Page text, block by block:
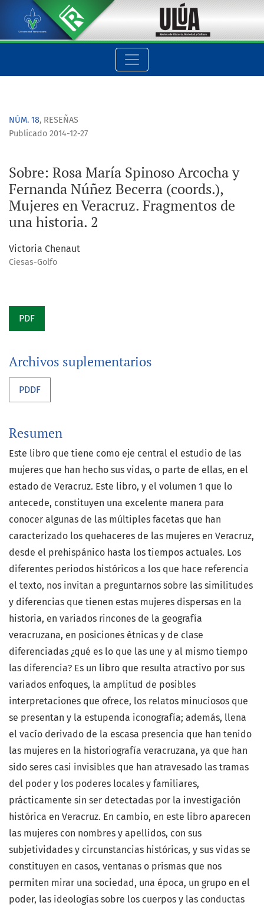
Sobre: Rosa María Spinoso Arcocha y Fernanda Núñez
NÚM. 18, RESEÑAS
Sobre: Rosa María Spinoso Arcocha y
Fernanda Núñez Becerra (coords.),
Mujeres en Veracruz. Fragmentos de
una historia. 2
Publicado 2014-12-27
Victoria Chenaut
Ciesas-Golfo
PDF
Archivos suplementarios
PDDF
Resumen
Este libro que tiene como eje central el estudio de las
mujeres que han hecho sus vidas, o parte de ellas, en el
estado de Veracruz. Este libro, y el volumen 1 que lo
antecede, constituyen una excelente manera para
conocer algunas de las múltiples facetas que han
caracterizado los quehaceres de las mujeres en Veracruz,
desde el prehispánico hasta los tiempos actuales. Los
diferentes periodos históricos a los que hace referencia
el texto, nos invitan a preguntarnos sobre las similitudes
y diferencias que tienen estas mujeres dispersas en la
historia, en variados rincones de la geografía
veracruzana, en posiciones étnicas y de clase
diferenciadas ¿qué es lo que las une y al mismo tiempo
las diferencia? Es un libro que resulta atractivo por sus
variados enfoques, la amplitud de posibles
interpretaciones que ofrece, los relatos minuciosos que
se presentan y la estupenda iconografía; además, llena
el vacío derivado de la escasa presencia que han tenido
las mujeres en la historiografía veracruzana, ya que han
sido seres casi invisibles que han atravesado las tramas
del poder y los poderes locales y familiares,
prácticamente sin ser detectadas por la investigación
histórica en Veracruz. En cambio, en este libro aparecen
las mujeres con nombres y apellidos, con sus
subjetividades y circunstancias históricas, y sus vidas se
constituyen en casos, ventanas o prismas que nos
permiten mirar una sociedad, una época, un grupo en el
poder, las ideologías sobre los cuerpos y las conductas